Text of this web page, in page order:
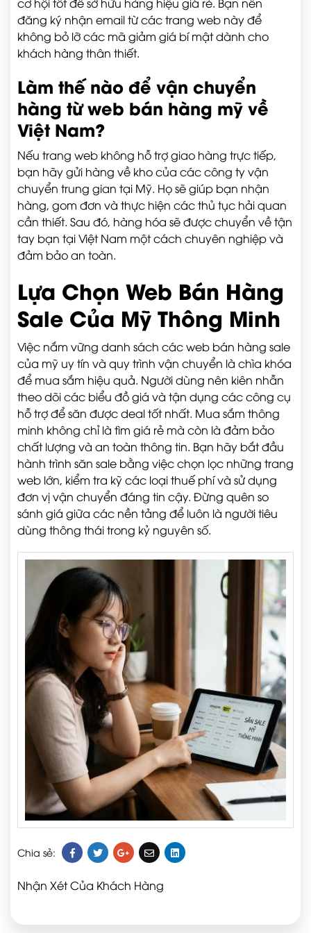
đăng ký nhận email từ các trang web này để
không bỏ lỡ các mã giảm giá bí mật dành cho
khách hàng thân thiết.
Làm thế nào để vận chuyển
hàng từ web bán hàng mỹ về
Việt Nam?
Nếu trang web không hỗ trợ giao hàng trực tiếp,
bạn hãy gửi hàng về kho của các công ty vận
chuyển trung gian tại Mỹ. Họ sẽ giúp bạn nhận
hàng, gom đơn và thực hiện các thủ tục hải quan
cần thiết. Sau đó, hàng hóa sẽ được chuyển về tận
tay bạn tại Việt Nam một cách chuyên nghiệp và
đảm bảo an toàn.
Lựa Chọn Web Bán Hàng
Sale Của Mỹ Thông Minh
Việc nắm vững danh sách các web bán hàng sale
của mỹ uy tín và quy trình vận chuyển là chìa khóa
để mua sắm hiệu quả. Người dùng nên kiên nhẫn
theo dõi các biểu đồ giá và tận dụng các công cụ
hỗ trợ để săn được deal tốt nhất. Mua sắm thông
minh không chỉ là tìm giá rẻ mà còn là đảm bảo
chất lượng và an toàn thông tin. Bạn hãy bắt đầu
hành trình săn sale bằng việc chọn lọc những trang
web lớn, kiểm tra kỹ các loại thuế phí và sử dụng
đơn vị vận chuyển đáng tin cậy. Đừng quên so
sánh giá giữa các nền tảng để luôn là người tiêu
dùng thông thái trong kỷ nguyên số.
Chia sẻ:
Nhận Xét Của Khách Hàng